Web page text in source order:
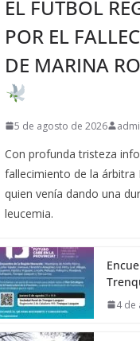
EL FÚTBOL
POR EL
DE MARINA
5 de agosto de 2026
Con profunda tristeza
fallecimiento de la árbitra
quien venía dando una
leucemia.
4 de